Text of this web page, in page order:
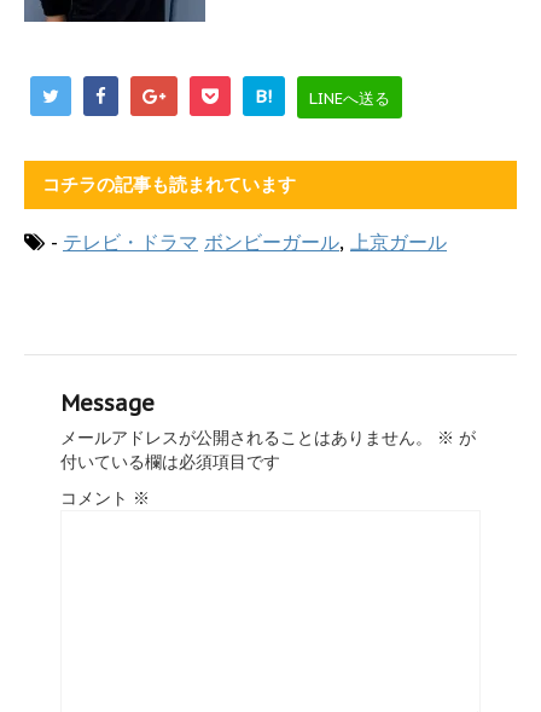
B! LINEへ送る
コチラの記事も読まれています
- テレビ・ドラマ ボンビーガール, 上京ガール
Message
メールアドレスが公開されることはありません。 ※ が
付いている欄は必須項目です
コメント ※